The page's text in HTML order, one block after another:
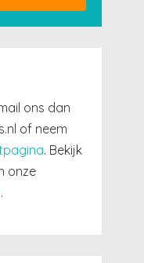
ons dan
of neem
. Bekijk
onze
.